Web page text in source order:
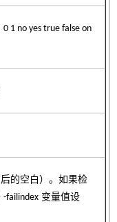
0 1 no yes true false on
的空白）。如果检
-failindex 变量值设